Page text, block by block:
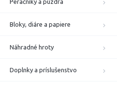
Peračníky a púzdra
Bloky, diáre a papiere
Náhradné hroty
Doplnky a príslušenstvo